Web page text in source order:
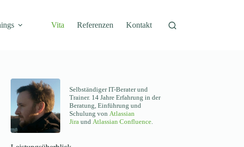
Vita Referenzen Kontakt
Selbständiger IT-Berater und
Trainer. 14 Jahre Erfahrung in der
Beratung, Einführung und
Schulung von Atlassian
Jira und Atlassian Confluence